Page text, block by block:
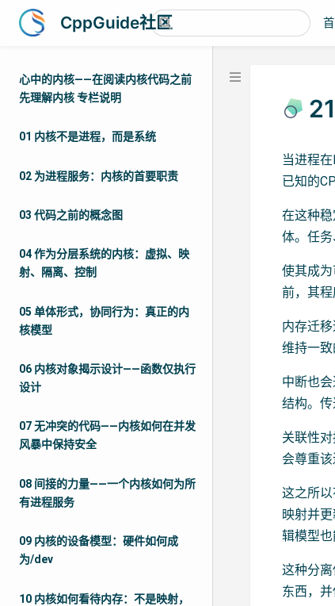
CppGuide社区
心中的内核——在阅读内核代码之前
先理解内核 专栏说明
01 内核不是进程，而是系统
02 为进程服务：内核的首要职责
03 代码之前的概念图
04 作为分层系统的内核：虚拟、映
射、隔离、控制
05 单体形式，协同行为：真正的内
核模型
06 内核对象揭示设计——函数仅执行
设计
07 无冲突的代码——内核如何在并发
风暴中保持安全
08 间接的力量——一个内核如何为所
有进程服务
09 内核的设备模型：硬件如何成
为/dev
10 内核如何看待内存：不是映射，
当进程
已知的
在这种
体。任
使其成
前，其
内存迁
维持一
中断也
结构。
关联性
会尊重
这之所
映射并
辑模型也
这种分
东西，并